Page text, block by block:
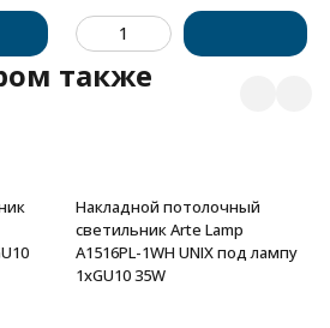
также
Накладной потолочный
светильник Arte Lamp
A1516PL-1WH UNIX под лампу
1xGU10 35W